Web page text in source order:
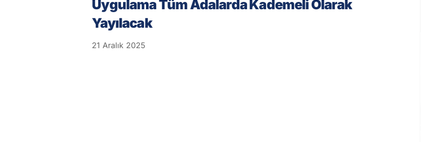
Uygulama Tüm Adalarda Kademeli Olarak
Yayılacak
21 Aralık 2025